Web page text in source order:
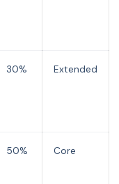
30% Extended
50% Core